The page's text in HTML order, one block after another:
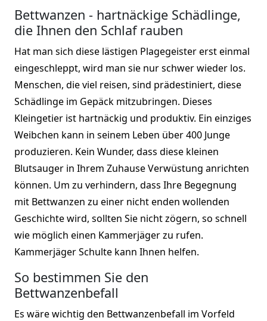
Bettwanzen - hartnäckige Schädlinge,
die Ihnen den Schlaf rauben
Hat man sich diese lästigen Plagegeister erst einmal
eingeschleppt, wird man sie nur schwer wieder los.
Menschen, die viel reisen, sind prädestiniert, diese
Schädlinge im Gepäck mitzubringen. Dieses
Kleingetier ist hartnäckig und produktiv. Ein einziges
Weibchen kann in seinem Leben über 400 Junge
produzieren. Kein Wunder, dass diese kleinen
Blutsauger in Ihrem Zuhause Verwüstung anrichten
können. Um zu verhindern, dass Ihre Begegnung
mit Bettwanzen zu einer nicht enden wollenden
Geschichte wird, sollten Sie nicht zögern, so schnell
wie möglich einen Kammerjäger zu rufen.
Kammerjäger Schulte kann Ihnen helfen.
So bestimmen Sie den
Bettwanzenbefall
Es wäre wichtig den Bettwanzenbefall im Vorfeld